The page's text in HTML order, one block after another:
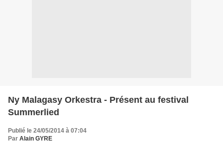
Ny Malagasy Orkestra - Présent au festival
Summerlied
Publié le 24/05/2014 à 07:04
Par Alain GYRE